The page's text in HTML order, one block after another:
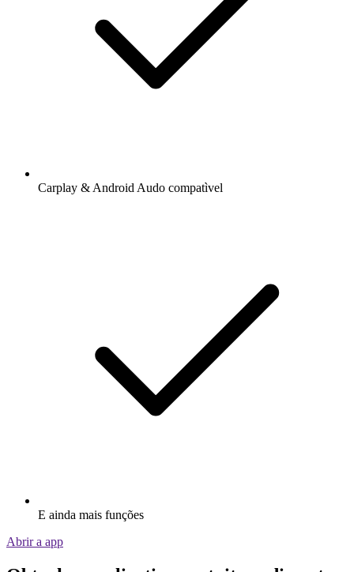
Carplay & Android Audo compatìvel
E ainda mais funções
Abrir a app